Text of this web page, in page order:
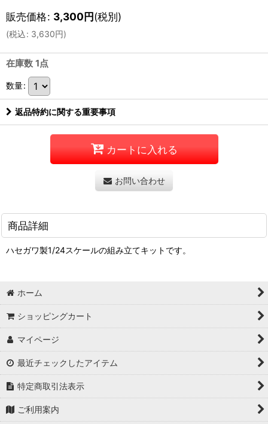
販売価格: 3,300円(税別)
(税込: 3,630円)
在庫数 1点
数量:
返品特約に関する重要事項
カートに入れる
お問い合わせ
商品詳細
ハセガワ製1/24スケールの組み立てキットです。
ホーム
ショッピングカート
マイページ
最近チェックしたアイテム
特定商取引法表示
ご利用案内